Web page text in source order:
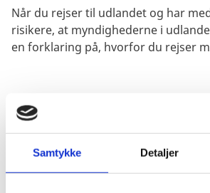
Samtykke Detaljer
Når du rejser til udlandet og har
risikere, at myndighederne i
en forklaring på, hvorfor du rejser
Vær opmærksom på, at de
meget strenge, når det gælder
især medicin med euforiserende